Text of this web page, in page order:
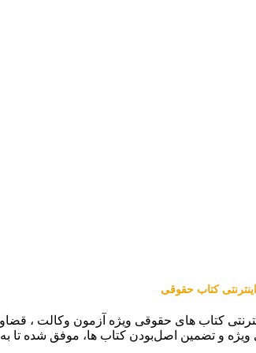
کتاب حقوقی
کتاب های حقوقی ویژه آزمون وکالت ،
ویژه و تضمین اصل‌بودن کتاب ها، موفق شده